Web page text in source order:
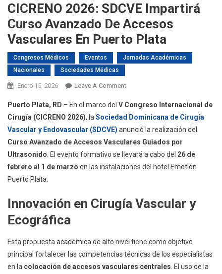
CICRENO 2026: SDCVE Impartirá
Curso Avanzado De Accesos
Vasculares En Puerto Plata
Congresos Médicos Eventos
Jornadas Académicas
Nacionales
Sociedades Médicas
Enero 15, 2026 Leave A CommentOn
2026:
SDCVE
Impartirá
Curso
Avanzado
De
En
Puerto Plata, RD – En el marco del V Congreso Internacional de
Cirugía (CICRENO 2026), la Sociedad Dominicana de Cirugía
Vascular y Endovascular (SDCVE) anunció la realización del
Curso Avanzado de Accesos Vasculares Guiados por
Ultrasonido . El evento formativo se llevará a cabo del 26 de
febrero al 1 de marzo en las instalaciones del hotel Emotion
Puerto Plata.
Innovación en Cirugía Vascular y
Ecográfica
Esta propuesta académica de alto nivel tiene como objetivo
principal fortalecer las competencias técnicas de los especialistas
en la colocación de accesos vasculares centrales . El uso de la